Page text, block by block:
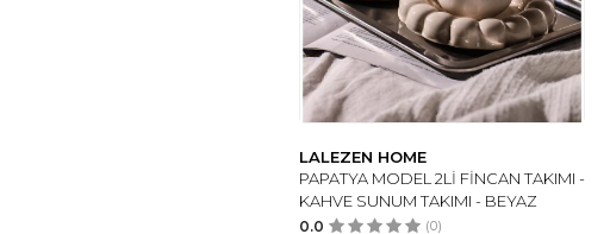
LALEZEN HOME
PAPATYA MODEL 2Lİ FİNCAN TAKIMI -
KAHVE SUNUM TAKIMI - BEYAZ
0.0 (0)